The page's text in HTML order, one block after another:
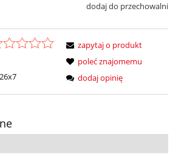
dodaj do przechowalni
zapytaj o produkt
poleć znajomemu
dodaj opinię